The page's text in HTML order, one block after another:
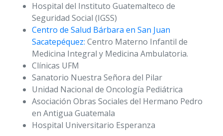
Hospital del Instituto Guatemalteco de
Seguridad Social (IGSS)
Centro de Salud Bárbara en San Juan
Sacatepéquez: Centro Materno Infantil de
Medicina Integral y Medicina Ambulatoria.
Clínicas UFM
Sanatorio Nuestra Señora del Pilar
Unidad Nacional de Oncología Pediátrica
Asociación Obras Sociales del Hermano Pedro
en Antigua Guatemala
Hospital Universitario Esperanza